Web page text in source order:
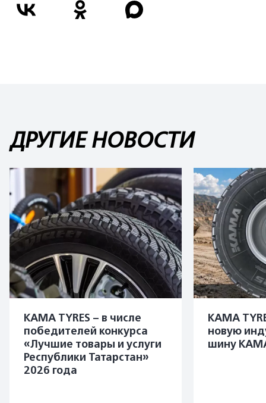
ДРУГИЕ НОВОСТИ
KAMA TYRES – в числе
победителей конкурса
«Лучшие товары и услуги
Республики Татарстан»
2026 года
KAMA
новую
шину